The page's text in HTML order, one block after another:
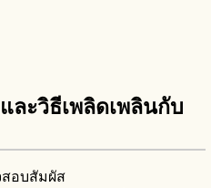
ละวิธีเพลิดเพลินกับ
สอบสัมผัส